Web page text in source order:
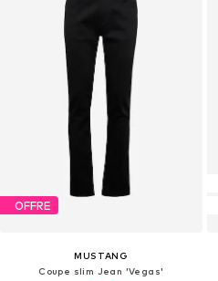
OFFRE
MUSTANG
Coupe slim Jean 'Vegas'